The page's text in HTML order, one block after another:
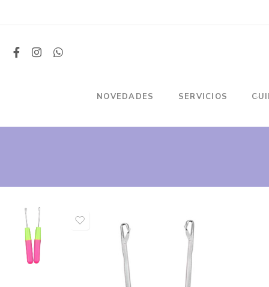
NOVEDADES SERVICIOS